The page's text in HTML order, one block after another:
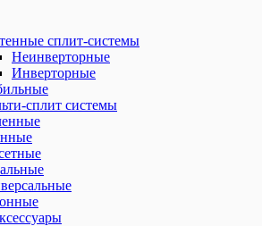
сплит-системы
Неинверторные
Инверторные
сплит системы